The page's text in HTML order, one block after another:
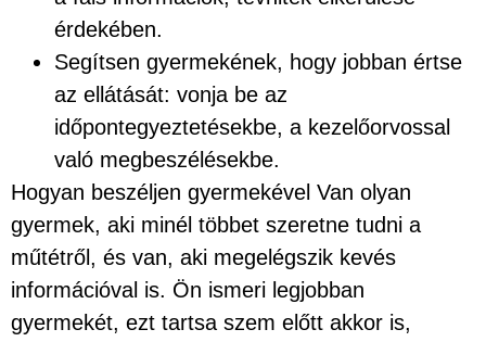
érdekében.
Segítsen gyermekének, hogy jobban értse
az ellátását: vonja be az
időpontegyeztetésekbe, a kezelőorvossal
való megbeszélésekbe.
Hogyan beszéljen gyermekével Van olyan
gyermek, aki minél többet szeretne tudni a
műtétről, és van, aki megelégszik kevés
információval is. Ön ismeri legjobban
gyermekét, ezt tartsa szem előtt akkor is,